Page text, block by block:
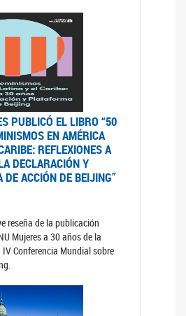
PUBLICÓ EL LIBRO “50
EN AMÉRICA
REFLEXIONES A
DECLARACIÓN Y
DE ACCIÓN DE BEIJING”
reseña de la publicación
Mujeres a 30 años de la
Conferencia Mundial sobre